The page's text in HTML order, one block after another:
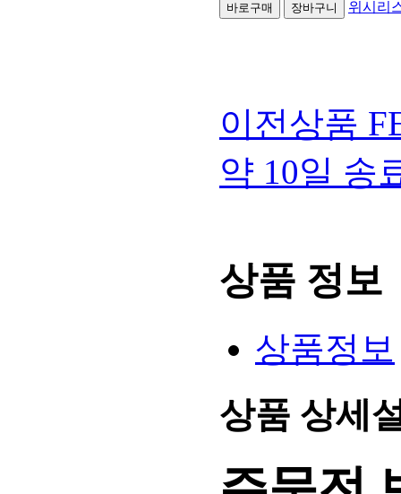
위시리
이전상품
약 10일 송
상품 정보
상품정보
상품 상세